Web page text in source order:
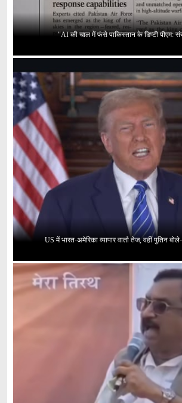
"AI की चाल में फंसे पाकिस्तान के डिप्टी पीएम:
US में भारत-अमेरिका व्यापार वार्ता तेज, वहीं पुतिन